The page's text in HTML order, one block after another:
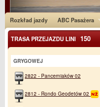
Rozkład jazdy ABC Pasażera
TRASA PRZEJAZDU LINI 150
GRYGOWEJ
2822 - Pancerniaków 02
2812 - Rondo Geodetów 02